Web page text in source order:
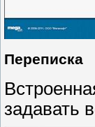
Переписка
задавать